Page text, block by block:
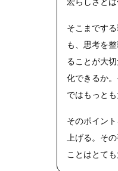
そこまです
も、思考を
ることが大
化できるか
ではもっと
そのポイン
上げる。そ
ことはとて